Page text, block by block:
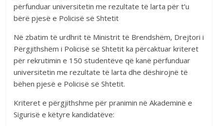
përfunduar universitetin me rezultate të larta për t’u
bërë pjesë e Policisë së Shtetit
Në zbatim të urdhrit të Ministrit të Brendshëm, Drejtori i
Përgjithshëm i Policisë së Shtetit ka përcaktuar kriteret
për rekrutimin e 150 studentëve që kanë përfunduar
universitetin me rezultate të larta dhe dëshirojnë të
bëhen pjesë e Policisë së Shtetit.
Kriteret e përgjithshme për pranimin në Akademinë e
Sigurisë e këtyre kandidatëve: